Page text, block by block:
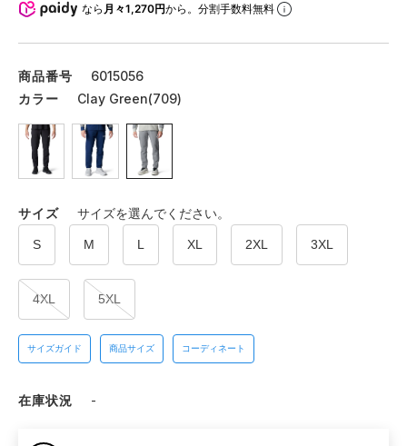
なら 月々1,270円から。分割手数料無料
商品番号
6015056
カラー
Clay Green(709)
サイズ サイズを選んでください。
S M L XL 2XL 3XL
4XL 5XL
サイズガイド 商品サイズ コーディネート
在庫状況 -